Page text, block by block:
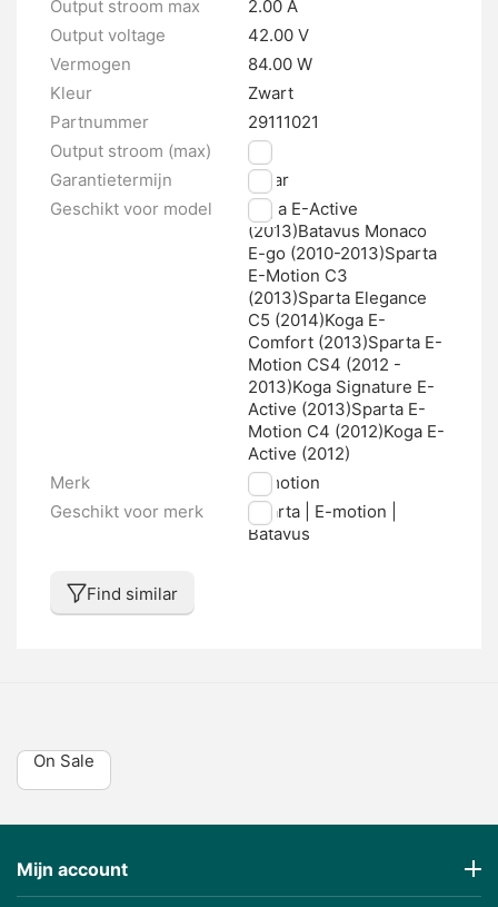
Output stroom max
2.00 A
Output voltage
42.00 V
Vermogen
84.00 W
Kleur
Zwart
Partnummer
29111021
Output stroom (max)
2A
Garantietermijn
1 jaar
Geschikt voor model
Koga E-Active
(2013)Batavus Monaco
E-go (2010-2013)Sparta
E-Motion C3
(2013)Sparta Elegance
C5 (2014)Koga E-
Comfort (2013)Sparta E-
Motion CS4 (2012 -
2013)Koga Signature E-
Active (2013)Sparta E-
Motion C4 (2012)Koga E-
Active (2012)
Merk
E-motion
Geschikt voor merk
Sparta | E-motion |
Batavus
Find similar
On Sale
Mijn account